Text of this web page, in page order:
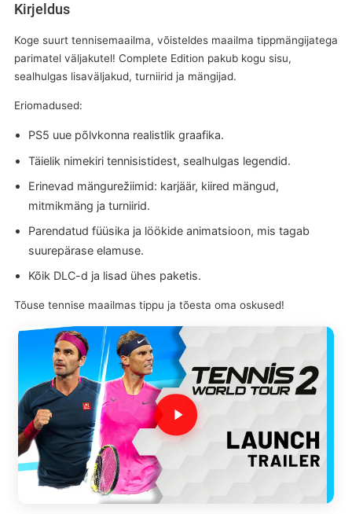
Kirjeldus
Koge suurt tennisemaailma, võisteldes maailma tippmängijatega
parimatel väljakutel! Complete Edition pakub kogu sisu,
sealhulgas lisaväljakud, turniirid ja mängijad.
Eriomadused:
PS5 uue põlvkonna realistlik graafika.
Täielik nimekiri tennisistidest, sealhulgas legendid.
Erinevad mängurežiimid: karjäär, kiired mängud,
mitmikmäng ja turniirid.
Parendatud füüsika ja löökide animatsioon, mis tagab
suurepärase elamuse.
Kõik DLC-d ja lisad ühes paketis.
Tõuse tennise maailmas tippu ja tõesta oma oskused!